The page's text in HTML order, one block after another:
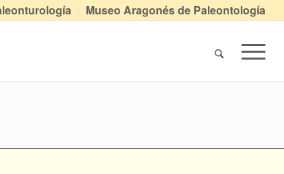
Museo Aragonés de Paleontología